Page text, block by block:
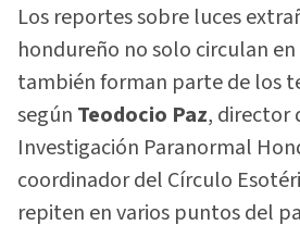
Los reportes sobre luces
hondureño no solo circulan en
también forman parte de los
según Teodocio Paz, director
Investigación Paranormal
coordinador del Círculo
repiten en varios puntos del